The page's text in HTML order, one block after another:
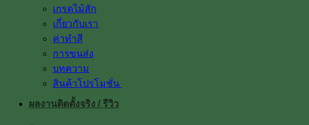
เกรดไม้สัก
เกี่ยวกับเรา
ค่าทำสี
การขนส่ง
บทความ
สินค้าโปรโมชั่น
ผลงานติดตั้งจริง / รีวิว